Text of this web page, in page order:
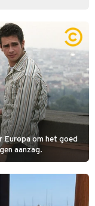
Europa om het goed
aanzag.